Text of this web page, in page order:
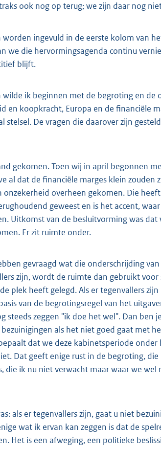
ook nog op terug; we zijn daar nog
ingevuld in de eerste kolom van
we die hervormingsagenda continu
blijft.
ik beginnen met de begroting en de
en koopkracht, Europa en de financiële
De vragen die daarover zijn
gekomen. Toen wij in april begonnen
al dat de financiële marges klein zouden
overheen gekomen. Die
geweest en is het accent,
Uitkomst van de besluitvorming was
Er zit ruimte onder.
gevraagd wat die onderschrijding
zijn, wordt de ruimte dan gebruikt
plek heeft gelegd. Als er tegenvallers
van de begrotingsregel van het
steeds zeggen "ik doe het wel". Dan ben
als het niet goed gaat met
dat we deze kabinetsperiode
Dat geeft enige rust in de begroting,
die ik nu niet verwacht maar waar we
als er tegenvallers zijn, gaat u niet
wat ik ervan kan zeggen is dat de
Het is een afweging, een politieke